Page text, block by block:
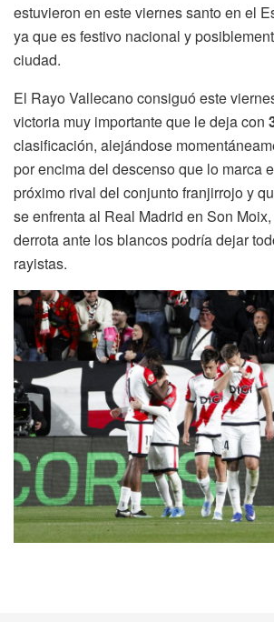
estuvieron en este viernes santo en el
ya que es festivo nacional y
ciudad.
El Rayo Vallecano consiguó este
victoria muy importante que le deja con
clasificación, alejándose
por encima del descenso que lo marca
próximo rival del conjunto franjirrojo y
se enfrenta al Real Madrid en Son
derrota ante los blancos podría dejar
rayistas.